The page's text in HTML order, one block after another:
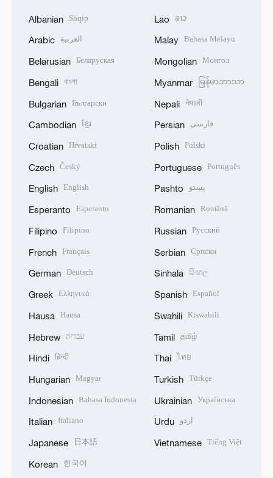
Albanian Shqip
Arabic العربية
Belarusian Беларуская
Bengali বাংলা
Bulgarian Български
Cambodian ខ្មែរ
Croatian Hrvatski
Czech Český
English English
Esperanto Esperanto
Filipino Filipino
French Français
German Deutsch
Greek Ελληνικά
Hausa Hausa
Hebrew עברית
Hindi हिन्दी
Hungarian Magyar
Indonesian Bahasa Indonesia
Italian Italiano
Japanese 日本語
Korean 한국어
Lao ລາວ
Malay Bahasa Melayu
Mongolian Монгол
Myanmar မြန်မာဘာသာ
Nepali नेपाली
Persian فارسی
Polish Polski
Portuguese Português
Pashto پښتو
Romanian Română
Russian Русский
Serbian Српски
Sinhala සිංහල
Spanish Español
Swahili Kiswahili
Tamil தமிழ்
Thai ไทย
Turkish Türkçe
Ukrainian Українська
Urdu اردو
Vietnamese Tiếng Việt